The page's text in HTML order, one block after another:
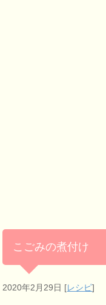
こごみの煮付け
2020年2月29日 [レシピ]